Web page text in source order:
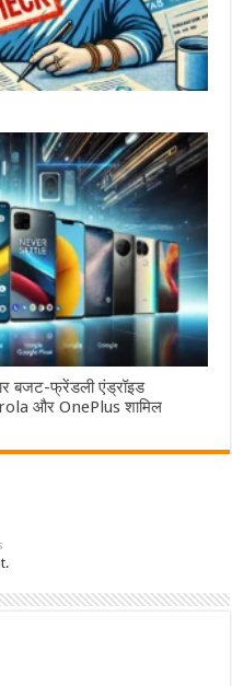
बजट-फ्रेंडली एंड्रॉइड
और OnePlus शामिल